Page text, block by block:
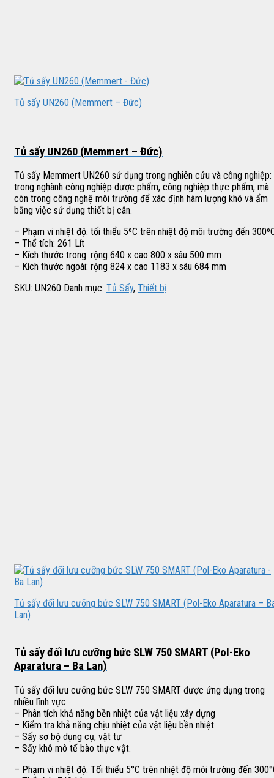
Tủ sấy UN260 (Memmert – Đức)
Tủ sấy UN260 (Memmert – Đức)
Tủ sấy Memmert UN260 sử dụng trong nghiên cứu và công nghiệp:
trong nghành công nghiệp dược phẩm, công nghiệp thực phẩm, mà
còn trong công nghệ môi trường để xác định hàm lượng khô và ẩm
bằng việc sử dụng thiết bị cân.
– Phạm vi nhiệt độ: tối thiểu 5ºC trên nhiệt độ môi trường đến
– Thể tích: 261 Lít
– Kích thước trong: rộng 640 x cao 800 x sâu 500 mm
– Kích thước ngoài: rộng 824 x cao 1183 x sâu 684 mm
SKU: UN260 Danh mục: Tủ Sấy, Thiết bị
Tủ sấy đối lưu cưỡng bức SLW 750 SMART (Pol-Eko Aparatura –
Lan)
Tủ sấy đối lưu cưỡng bức SLW 750 SMART (Pol-Eko
Aparatura – Ba Lan)
Tủ sấy đối lưu cưỡng bức SLW 750 SMART được ứng dụng trong
nhiều lĩnh vực:
– Phân tích khả năng bền nhiệt của vật liệu xây dựng
– Kiểm tra khả năng chịu nhiệt của vật liệu bền nhiệt
– Sấy sơ bộ dụng cụ, vật tư
– Sấy khô mô tế bào thực vật.
– Phạm vi nhiệt độ: Tối thiểu 5°C trên nhiệt độ môi trường đến